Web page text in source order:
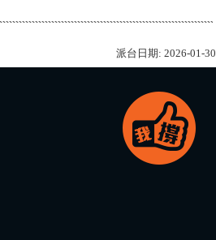
派台日期: 2026-01-30